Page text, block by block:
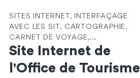
SITES INTERNET, INTERFAÇAGE
AVEC LES SIT, CARTOGRAPHIE,
CARNET DE VOYAGE,...
Site Internet de
l'Office de Tourisme